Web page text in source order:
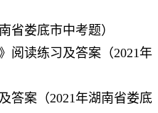
省娄底市中考题）
阅读练习及答案（2021年
答案（2021年湖南省娄底